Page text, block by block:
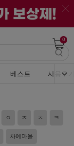
0
베스트 사용후
ㅇ ㅈ ㅊ ㅋ
차예마을